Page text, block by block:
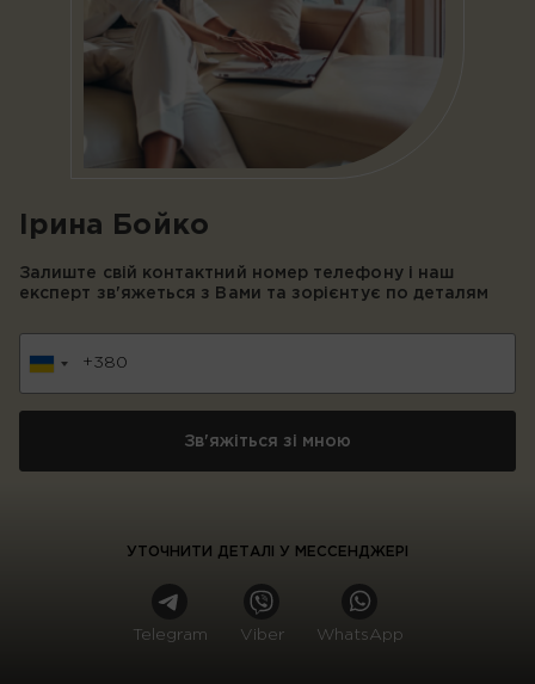
Ірина Бойко
Залиште свій контактний номер телефону і наш
експерт зв'яжеться з Вами та зорієнтує по деталям
УТОЧНИТИ ДЕТАЛІ У МЕССЕНДЖЕРІ
Telegram Viber WhatsApp